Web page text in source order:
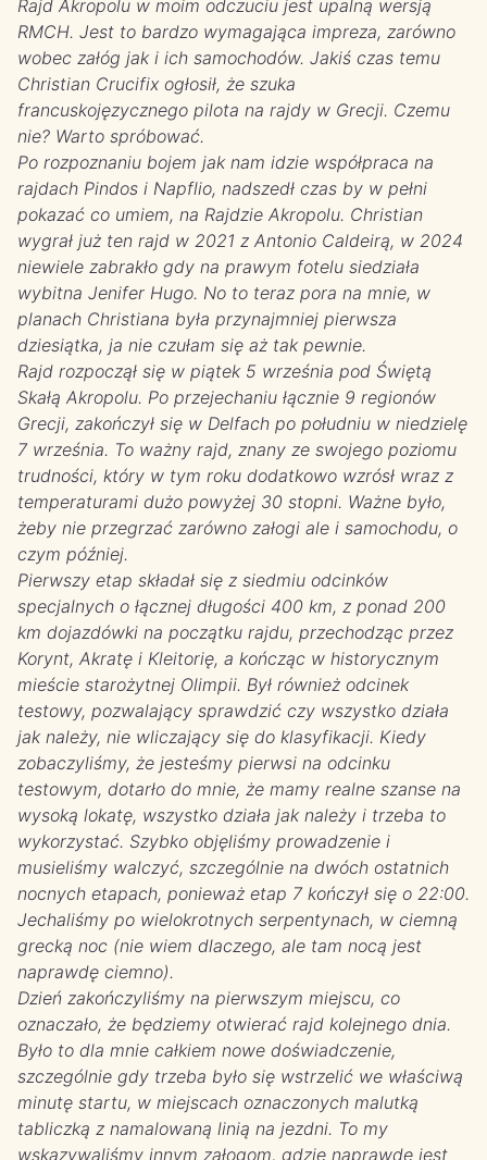
Rajd Akropolu w moim odczuciu jest upalną wersją
RMCH. Jest to bardzo wymagająca impreza, zarówno
wobec załóg jak i ich samochodów. Jakiś czas temu
Christian Crucifix ogłosił, że szuka
francuskojęzycznego pilota na rajdy w Grecji. Czemu
nie? Warto spróbować.
Po rozpoznaniu bojem jak nam idzie współpraca na
rajdach Pindos i Napflio, nadszedł czas by w pełni
pokazać co umiem, na Rajdzie Akropolu. Christian
wygrał już ten rajd w 2021 z Antonio Caldeirą, w 2024
niewiele zabrakło gdy na prawym fotelu siedziała
wybitna Jenifer Hugo. No to teraz pora na mnie, w
planach Christiana była przynajmniej pierwsza
dziesiątka, ja nie czułam się aż tak pewnie.
Rajd rozpoczął się w piątek 5 września pod Świętą
Skałą Akropolu. Po przejechaniu łącznie 9 regionów
Grecji, zakończył się w Delfach po południu w niedzielę
7 września. To ważny rajd, znany ze swojego poziomu
trudności, który w tym roku dodatkowo wzrósł wraz z
temperaturami dużo powyżej 30 stopni. Ważne było,
żeby nie przegrzać zarówno załogi ale i samochodu, o
czym później.
Pierwszy etap składał się z siedmiu odcinków
specjalnych o łącznej długości 400 km, z ponad 200
km dojazdówki na początku rajdu, przechodząc przez
Korynt, Akratę i Kleitorię, a kończąc w historycznym
mieście starożytnej Olimpii. Był również odcinek
testowy, pozwalający sprawdzić czy wszystko działa
jak należy, nie wliczający się do klasyfikacji. Kiedy
zobaczyliśmy, że jesteśmy pierwsi na odcinku
testowym, dotarło do mnie, że mamy realne szanse na
wysoką lokatę, wszystko działa jak należy i trzeba to
wykorzystać. Szybko objęliśmy prowadzenie i
musieliśmy walczyć, szczególnie na dwóch ostatnich
nocnych etapach, ponieważ etap 7 kończył się o 22:00.
Jechaliśmy po wielokrotnych serpentynach, w ciemną
grecką noc (nie wiem dlaczego, ale tam nocą jest
naprawdę ciemno).
Dzień zakończyliśmy na pierwszym miejscu, co
oznaczało, że będziemy otwierać rajd kolejnego dnia.
Było to dla mnie całkiem nowe doświadczenie,
szczególnie gdy trzeba było się wstrzelić we właściwą
minutę startu, w miejscach oznaczonych malutką
tabliczką z namalowaną linią na jezdni. To my
wskazywaliśmy innym załogom, gdzie naprawdę jest